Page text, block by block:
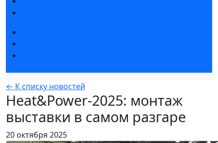
← К списку новостей
Heat&Power-2025: монтаж
выставки в самом разгаре
20 октября 2025